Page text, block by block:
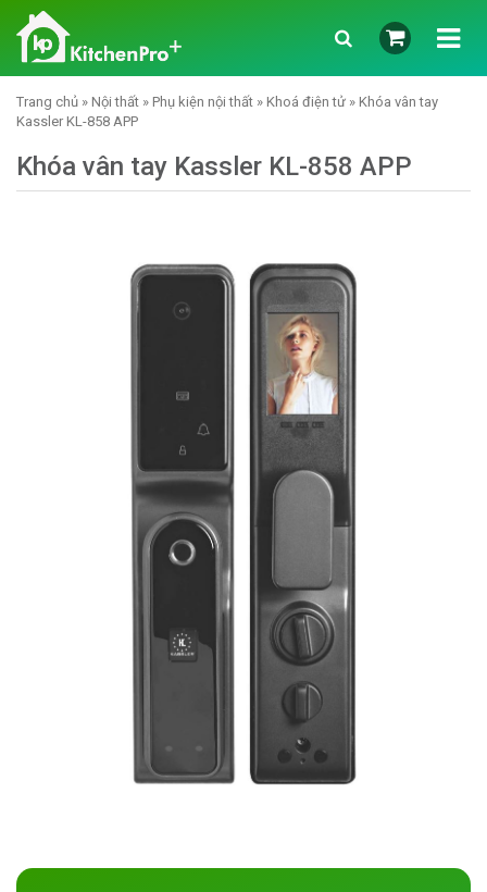
Trang chủ » Nội thất » Phụ kiện nội thất » Khoá điện tử » Khóa vân tay
Kassler KL-858 APP
Khóa vân tay Kassler KL-858 APP